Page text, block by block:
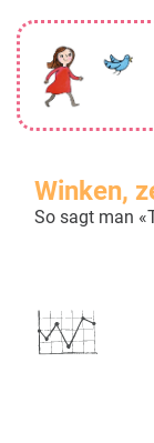
Winken,
So sagt man